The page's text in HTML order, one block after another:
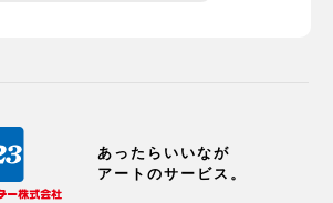
あったらいいなが
アートのサービス。